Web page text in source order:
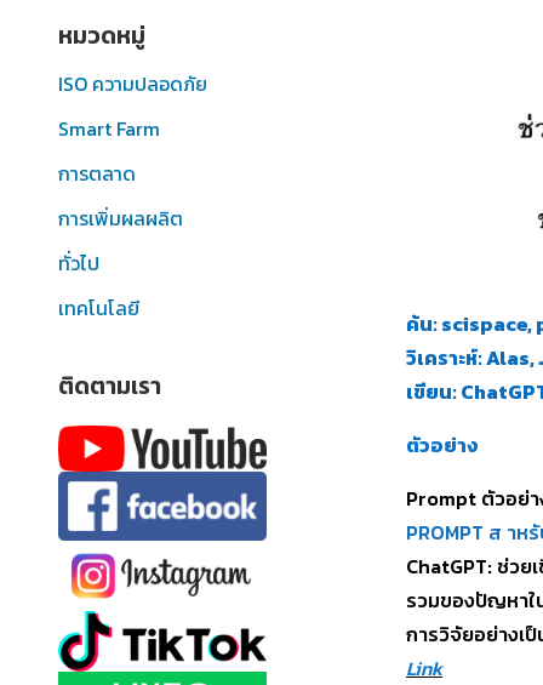
หมวดหมู่
ISO ความปลอดภัย
Smart Farm
การตลาด
การเพิ่มผลผลิต
ทั่วไป
เทคโนโลยี
ติดตามเรา
ค้น:
วิเคราะห์:
เขียน:
ตัวอย่าง
Prompt ตัวอย่
PROMPT ส าห
ChatGPT: ช่ว
รวมของปัญหาใ
การวิจัยอย่างเป็
Link